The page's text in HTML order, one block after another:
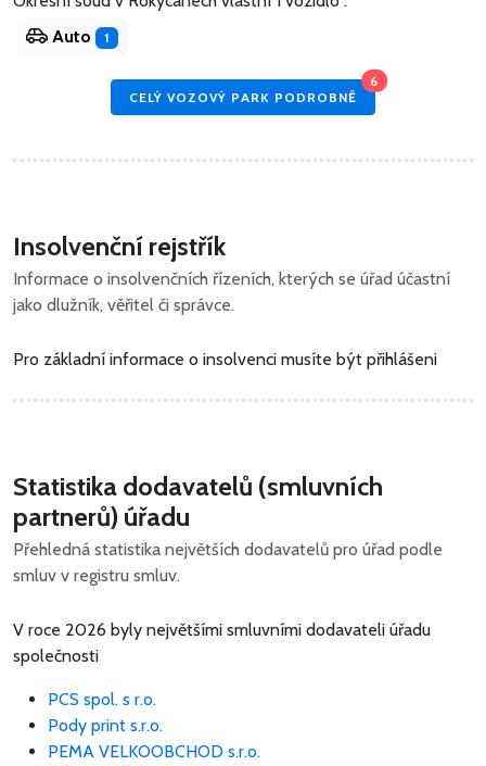
Auto
1
CELÝ VOZOVÝ PARK PODROBNĚ
6
Insolvenční rejstřík
Informace o insolvenčních řízeních, kterých se úřad účastní
jako dlužník, věřitel či správce.
Pro základní informace o insolvenci musíte být přihlášeni
Statistika dodavatelů (smluvních
partnerů) úřadu
Přehledná statistika největších dodavatelů pro úřad podle
smluv v registru smluv.
V roce 2026 byly největšími smluvními dodavateli úřadu
společnosti
PCS spol. s r.o.
Pody print s.r.o.
PEMA VELKOOBCHOD s.r.o.